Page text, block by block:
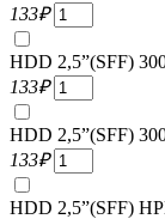
133₽
HDD 2,5”(SFF)
133₽
HDD 2,5”(SFF)
133₽
HDD 2,5”(SFF)